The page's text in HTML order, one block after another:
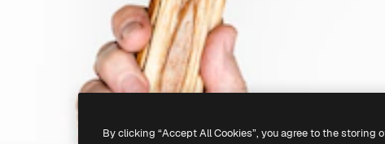
By clicking “Accept All Cookies”, you agree to the storing